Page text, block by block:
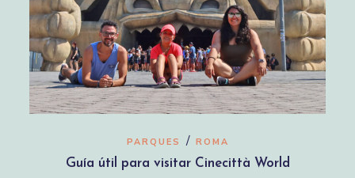
PARQUES / ROMA
Guía útil para visitar Cinecittà World